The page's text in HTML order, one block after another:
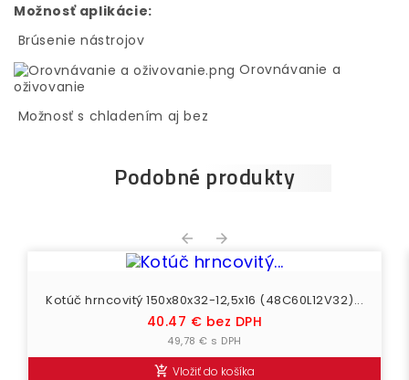
Možnosť aplikácie:
Brúsenie nástrojov
Orovnávanie a
oživovanie
Možnosť s chladením aj bez
Podobné produkty
 
Kotúč hrncovitý 150x80x32-12,5x16 (48C60L12V32)...
Cena
40.47 € bez DPH
49,78 € s DPH
 Vložiť do košíka